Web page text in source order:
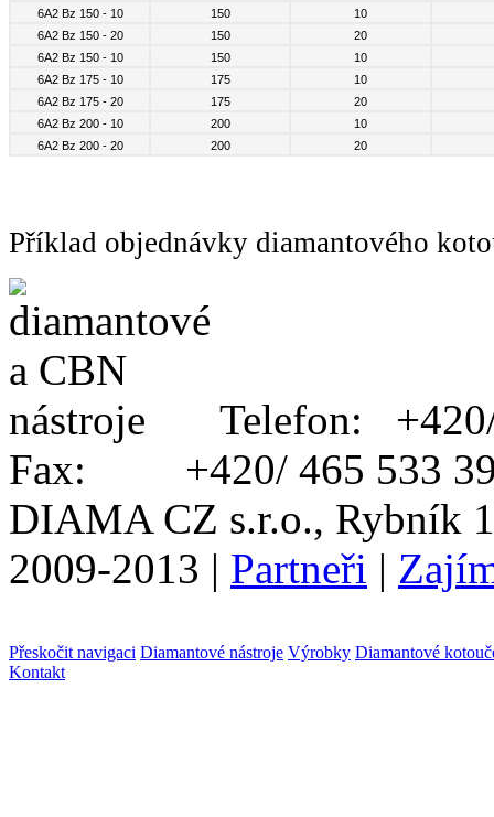
6A2 Bz 150 - 10
150
10
6A2 Bz 150 - 20
150
20
6A2 Bz 150 - 10
150
10
6A2 Bz 175 - 10
175
10
6A2 Bz 175 - 20
175
20
6A2 Bz 200 - 10
200
10
6A2 Bz 200 - 20
200 20
Příklad objednávky diamantového
Telefon:
Fax: +420/ 465 533
DIAMA CZ s.r.o., Rybník
2009-2013 | Partneři |
Přeskočit navigaci Diamantové nástroje Výrobky Diamantové
Kontakt